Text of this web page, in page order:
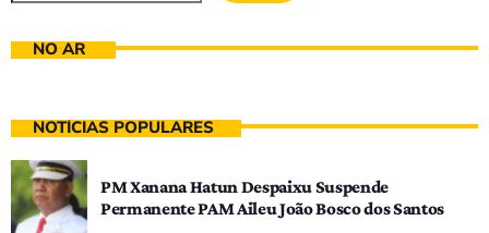
NO AR
NOTÍCIAS POPULARES
PM Xanana Hatun Despaixu Suspende
Permanente PAM Aileu João Bosco dos Santos